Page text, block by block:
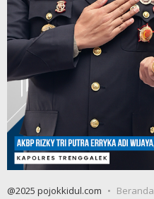
@2025 pojokkidul.com Beranda